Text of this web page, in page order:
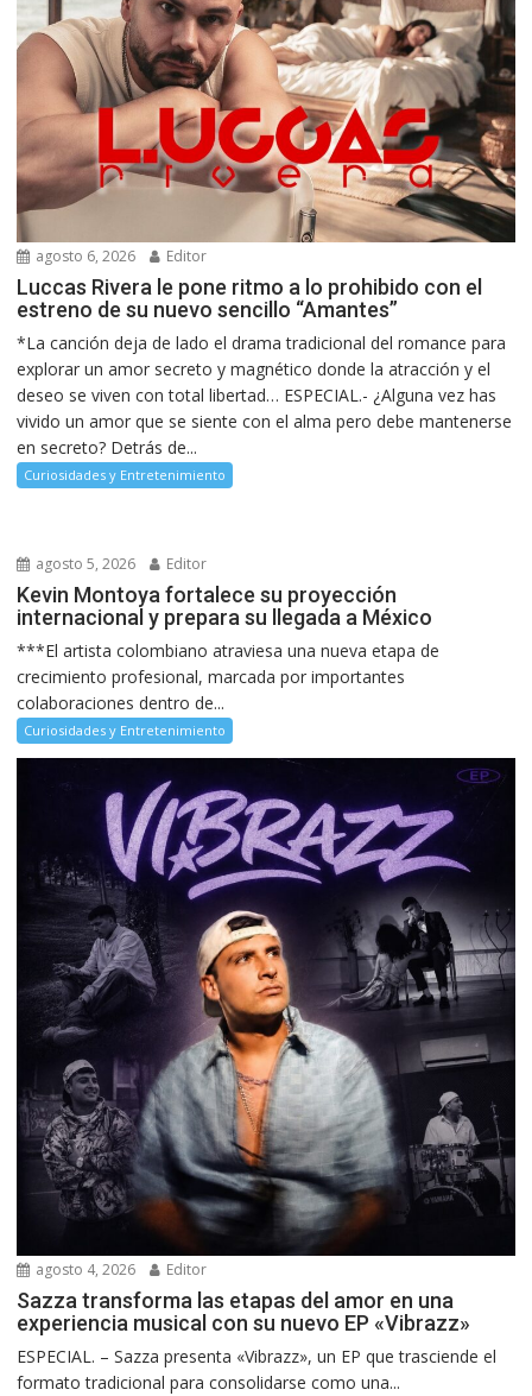
agosto 6, 2026 Editor
Luccas Rivera le pone ritmo a lo prohibido con el
estreno de su nuevo sencillo “Amantes”
*La canción deja de lado el drama tradicional del romance para
explorar un amor secreto y magnético donde la atracción y el
deseo se viven con total libertad… ESPECIAL.- ¿Alguna vez has
vivido un amor que se siente con el alma pero debe mantenerse
en secreto? Detrás de...
Curiosidades y Entretenimiento
agosto 5, 2026 Editor
Kevin Montoya fortalece su proyección
internacional y prepara su llegada a México
***El artista colombiano atraviesa una nueva etapa de
crecimiento profesional, marcada por importantes
colaboraciones dentro de...
Curiosidades y Entretenimiento
agosto 4, 2026 Editor
Sazza transforma las etapas del amor en una
experiencia musical con su nuevo EP «Vibrazz»
ESPECIAL. – Sazza presenta «Vibrazz», un EP que trasciende el
formato tradicional para consolidarse como una...